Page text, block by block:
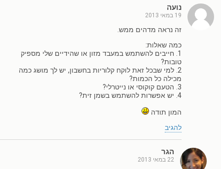
נועה
19 במאי 2013
זה נראה מדהים ממש.
כמה שאלות:
1. חייבים להשתמש במעבד מזון או שהידיים שלי מספיק
טובות?
2. למי שבכל זאת לוקח קלוריות בחשבון, יש לך מושג כמה
מכילה כל הכמות?
3. הטעם קוקוסי או נייטרלי?
4. יש אפשרות להשתמש בשמן זית?
המון תודה
להגיב
הגר
22 במאי 2013